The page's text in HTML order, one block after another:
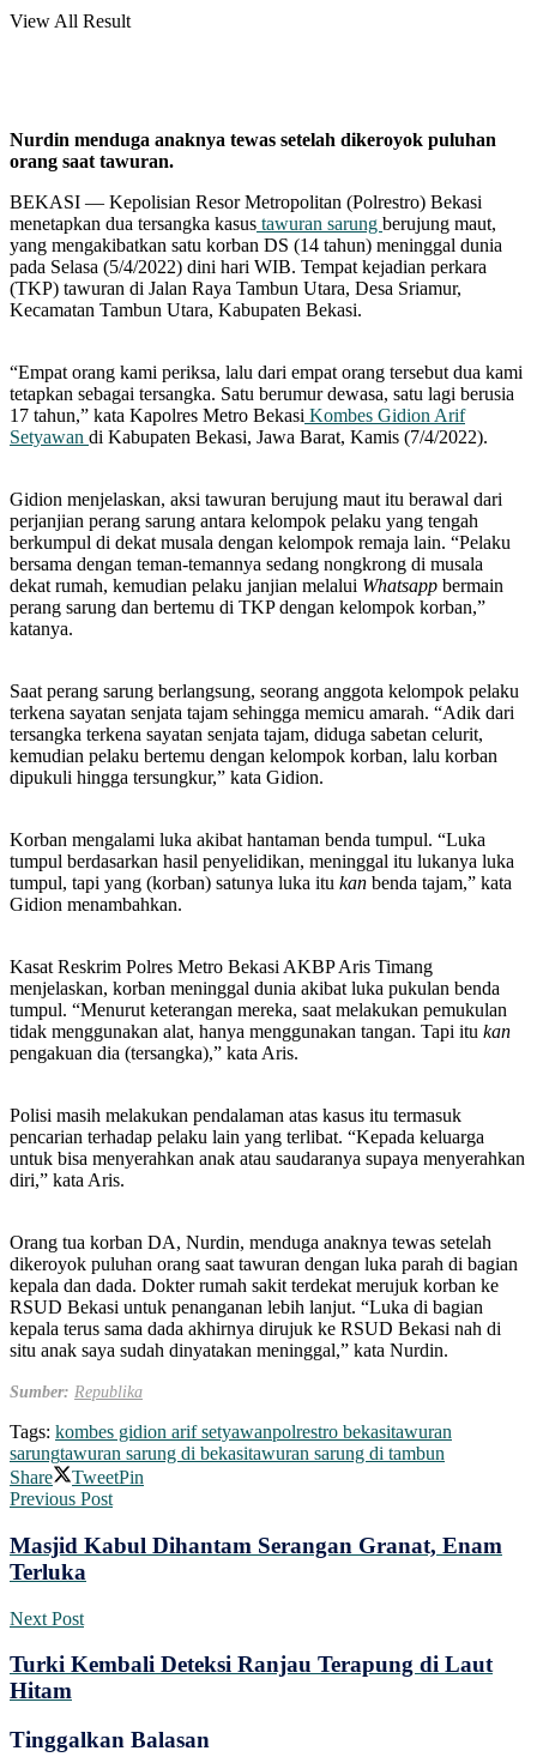
View All Result
Nurdin menduga anaknya tewas setelah dikeroyok puluhan
orang saat tawuran.
BEKASI — Kepolisian Resor Metropolitan (Polrestro) Bekasi
menetapkan dua tersangka kasus tawuran sarung berujung maut,
yang mengakibatkan satu korban DS (14 tahun) meninggal dunia
pada Selasa (5/4/2022) dini hari WIB. Tempat kejadian perkara
(TKP) tawuran di Jalan Raya Tambun Utara, Desa Sriamur,
Kecamatan Tambun Utara, Kabupaten Bekasi.
“Empat orang kami periksa, lalu dari empat orang tersebut dua kami
tetapkan sebagai tersangka. Satu berumur dewasa, satu lagi berusia
17 tahun,” kata Kapolres Metro Bekasi Kombes Gidion Arif
Setyawan di Kabupaten Bekasi, Jawa Barat, Kamis (7/4/2022).
Gidion menjelaskan, aksi tawuran berujung maut itu berawal dari
perjanjian perang sarung antara kelompok pelaku yang tengah
berkumpul di dekat musala dengan kelompok remaja lain. “Pelaku
bersama dengan teman-temannya sedang nongkrong di musala
dekat rumah, kemudian pelaku janjian melalui Whatsapp bermain
perang sarung dan bertemu di TKP dengan kelompok korban,”
katanya.
Saat perang sarung berlangsung, seorang anggota kelompok pelaku
terkena sayatan senjata tajam sehingga memicu amarah. “Adik dari
tersangka terkena sayatan senjata tajam, diduga sabetan celurit,
kemudian pelaku bertemu dengan kelompok korban, lalu korban
dipukuli hingga tersungkur,” kata Gidion.
Korban mengalami luka akibat hantaman benda tumpul. “Luka
tumpul berdasarkan hasil penyelidikan, meninggal itu lukanya luka
tumpul, tapi yang (korban) satunya luka itu kan benda tajam,” kata
Gidion menambahkan.
Kasat Reskrim Polres Metro Bekasi AKBP Aris Timang
menjelaskan, korban meninggal dunia akibat luka pukulan benda
tumpul. “Menurut keterangan mereka, saat melakukan pemukulan
tidak menggunakan alat, hanya menggunakan tangan. Tapi itu kan
pengakuan dia (tersangka),” kata Aris.
Polisi masih melakukan pendalaman atas kasus itu termasuk
pencarian terhadap pelaku lain yang terlibat. “Kepada keluarga
untuk bisa menyerahkan anak atau saudaranya supaya menyerahkan
diri,” kata Aris.
Orang tua korban DA, Nurdin, menduga anaknya tewas setelah
dikeroyok puluhan orang saat tawuran dengan luka parah di bagian
kepala dan dada. Dokter rumah sakit terdekat merujuk korban ke
RSUD Bekasi untuk penanganan lebih lanjut. “Luka di bagian
kepala terus sama dada akhirnya dirujuk ke RSUD Bekasi nah di
situ anak saya sudah dinyatakan meninggal,” kata Nurdin.
Sumber: Republika
Tags: kombes gidion arif setyawanpolrestro bekasitawuran
sarungtawuran sarung di bekasitawuran sarung di tambun
Share
TweetPin
Previous Post
Masjid Kabul Dihantam Serangan Granat, Enam
Terluka
Next Post
Turki Kembali Deteksi Ranjau Terapung di Laut
Hitam
Tinggalkan Balasan